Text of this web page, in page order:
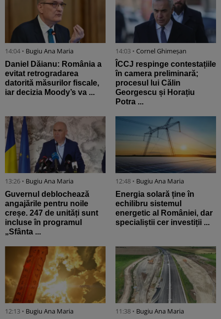
14:04 • Bugiu ⁠Ana Maria
Daniel Dăianu: România a
evitat retrogradarea
datorită măsurilor fiscale,
iar decizia Moody’s va ...
14:03 • Cornel Ghimeșan
ÎCCJ respinge contestațiile
în camera preliminară;
procesul lui Călin
Georgescu și Horațiu
Potra ...
13:26 • Bugiu ⁠Ana Maria
Guvernul deblochează
angajările pentru noile
creșe. 247 de unități sunt
incluse în programul
„Sfânta ...
12:48 • Bugiu ⁠Ana Maria
Energia solară ține în
echilibru sistemul
energetic al României, dar
specialiștii cer investiții ...
12:13 • Bugiu ⁠Ana Maria 11:38 • Bugiu ⁠Ana Maria